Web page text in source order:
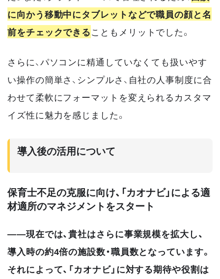
に向かう移動中にタブレットなどで職員の顔と名
前をチェックできることもメリットでした。
さらに、パソコンに精通していなくても扱いやす
い操作の簡単さ、シンプルさ、自社の人事制度に合
わせて柔軟にフォーマットを変えられるカスタマ
イズ性に魅力を感じました。
導入後の活用について
保育士不足の克服に向け、「カオナビ」による適
材適所のマネジメントをスタート
――現在では、貴社はさらに事業規模を拡大し、
導入時の約4倍の施設数・職員数となっています。
それによって、「カオナビ」に対する期待や役割は